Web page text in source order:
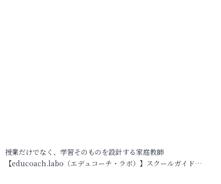
授業だけでなく、学習そのものを設計する家庭教師
【educoach.labo（エデュコーチ・ラボ）】スクールガイド…